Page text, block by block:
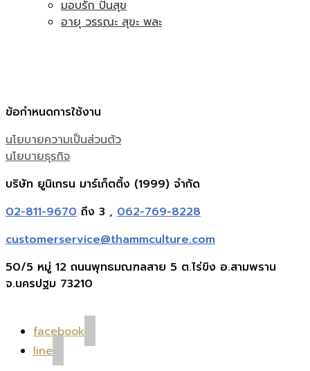
มอบรัก ปันสุข
อายุ วรรณะ สุขะ พละ
ข้อกำหนดการใช้งาน
นโยบายความเป็นส่วนตัว
นโยบายธุรกิจ
บริษัท ยูนิเกรน มาร์เก็ตติ้ง (1999) จำกัด
02-811-9670 ถึง 3 , 062-769-8228
customerservice@thammculture.com
50/5 หมู่ 12 ถนนพุทธมณฑลสาย 5 ต.ไร่ขิง อ.สามพราน
จ.นครปฐม 73210
facebook
line